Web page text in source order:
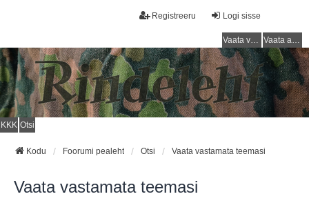
Logi sisse
Registreeru
Vaata vastamata teemasi Vaata aktiivseid teemasid
KKK Otsi
Kodu Foorumi pealeht Otsi Vaata vastamata teemasi
Vaata vastamata teemasi